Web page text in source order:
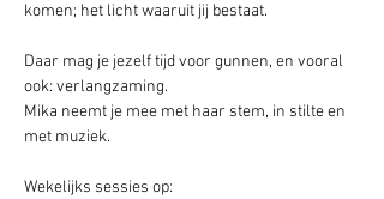
komen; het licht waaruit jij bestaat.
Daar mag je jezelf tijd voor gunnen, en vooral
ook: verlangzaming.
Mika neemt je mee met haar stem, in stilte en
met muziek.
Wekelijks sessies op: